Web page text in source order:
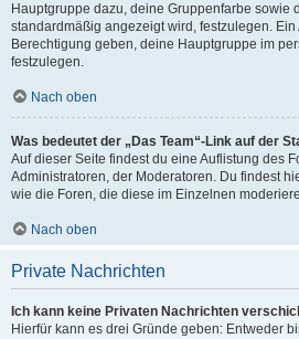
Hauptgruppe dazu, deine Gruppenfarbe sowie
standardmäßig angezeigt wird, festzulegen.
Berechtigung geben, deine Hauptgruppe im
festzulegen.
Nach oben
Was bedeutet der „Das Team“-Link auf der
Auf dieser Seite findest du eine Auflistung des
Administratoren, der Moderatoren. Du findest
wie die Foren, die diese im Einzelnen
Nach oben
Private Nachrichten
Ich kann keine Privaten Nachrichten
Hierfür kann es drei Gründe geben: Entweder